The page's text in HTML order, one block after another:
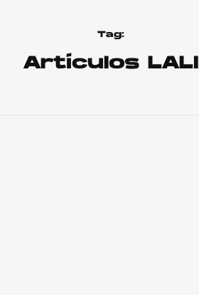
Tag:
Artículos LALI